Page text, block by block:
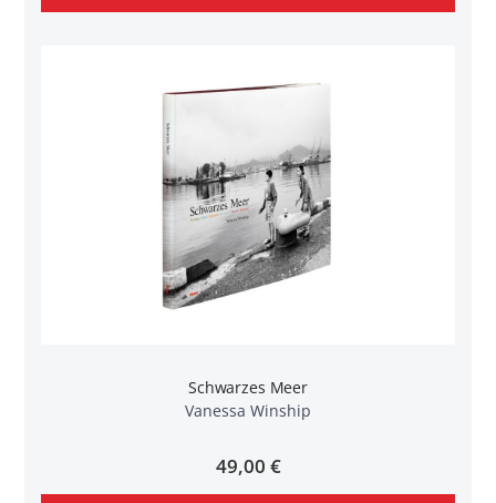
Schwarzes Meer
Vanessa Winship
49,00 €